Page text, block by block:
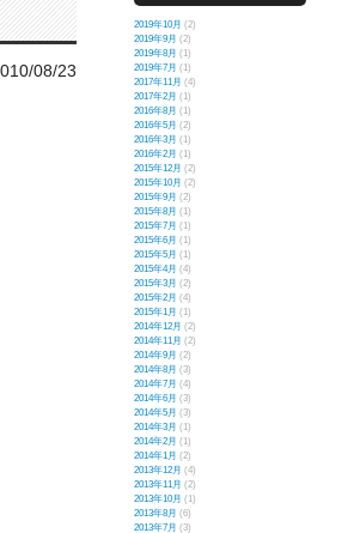
08/23
2019年10月 (2)
2019年9月 (2)
2019年8月 (1)
2019年7月 (1)
2017年11月 (4)
2017年2月 (1)
2016年8月 (1)
2016年5月 (2)
2016年3月 (1)
2016年2月 (1)
2015年12月 (2)
2015年10月 (2)
2015年9月 (2)
2015年8月 (1)
2015年7月 (1)
2015年6月 (1)
2015年5月 (1)
2015年4月 (4)
2015年3月 (2)
2015年2月 (4)
2015年1月 (1)
2014年12月 (2)
2014年11月 (2)
2014年9月 (2)
2014年8月 (3)
2014年7月 (4)
2014年6月 (3)
2014年5月 (3)
2014年3月 (1)
2014年2月 (1)
2014年1月 (2)
2013年12月 (4)
2013年11月 (2)
2013年10月 (1)
2013年8月 (6)
2013年7月 (3)